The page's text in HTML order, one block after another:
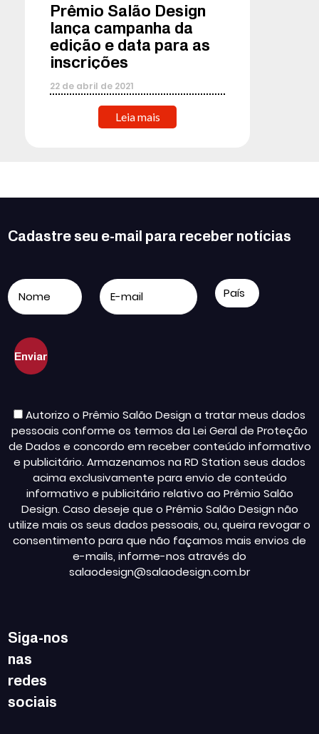
Prêmio Salão Design
lança campanha da
edição e data para as
inscrições
22 de abril de 2021
Leia mais
Cadastre seu e-mail para receber notícias
Autorizo o Prêmio Salão Design a tratar meus dados
pessoais conforme os termos da Lei Geral de Proteção
de Dados e concordo em receber conteúdo informativo
e publicitário. Armazenamos na RD Station seus dados
acima exclusivamente para envio de conteúdo
informativo e publicitário relativo ao Prêmio Salão
Design. Caso deseje que o Prêmio Salão Design não
utilize mais os seus dados pessoais, ou, queira revogar o
consentimento para que não façamos mais envios de
e-mails, informe-nos através do
salaodesign@salaodesign.com.br
Siga-nos
nas
redes
sociais